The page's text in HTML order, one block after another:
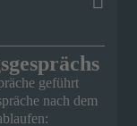
geführt
nach dem